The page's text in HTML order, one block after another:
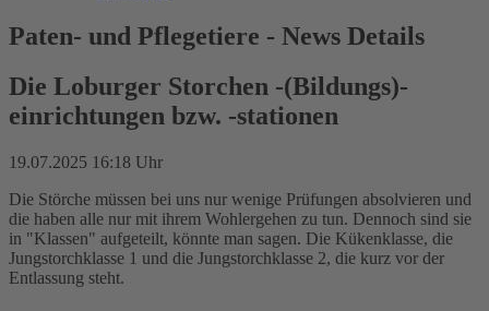
Paten- und Pflegetiere - News Details
Die Loburger Storchen -(Bildungs)-
einrichtungen bzw. -stationen
19.07.2025 16:18 Uhr
Die Störche müssen bei uns nur wenige Prüfungen absolvieren und
die haben alle nur mit ihrem Wohlergehen zu tun. Dennoch sind sie
in "Klassen" aufgeteilt, könnte man sagen. Die Kükenklasse, die
Jungstorchklasse 1 und die Jungstorchklasse 2, die kurz vor der
Entlassung steht.